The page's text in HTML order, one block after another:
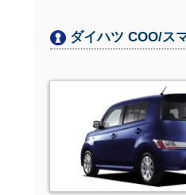
ダイハツ COO/ス